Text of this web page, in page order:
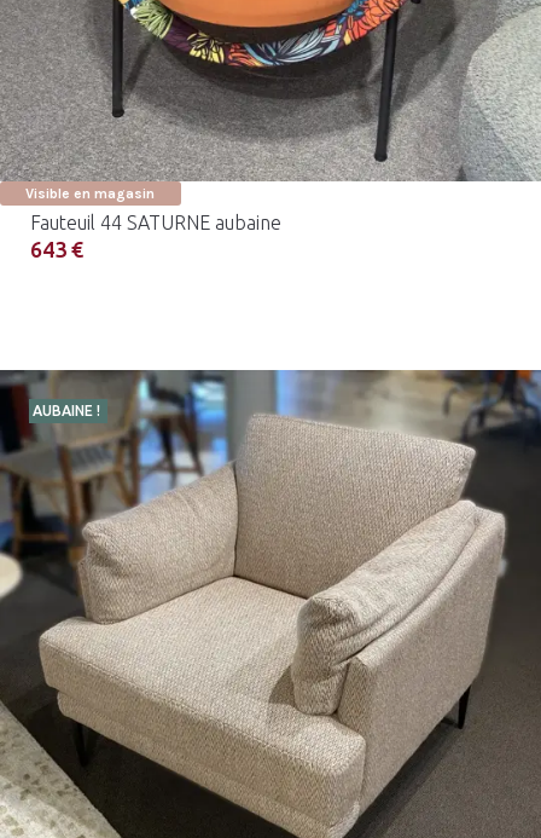
Visible en magasin
Fauteuil 44 SATURNE aubaine
643 €
AUBAINE !